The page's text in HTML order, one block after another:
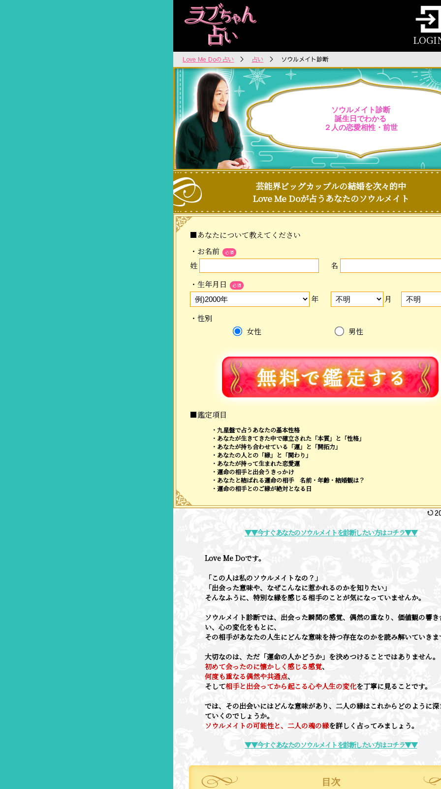
Love Me Doの占い ＞ 占い ＞ ソウルメイト診断
ソウルメイト診断
誕生日でわかる
２人の恋愛相性・前世
芸能界ビッグカップルの結婚を次々的中
Love Me Doが占うあなたのソウルメイト
■あなたについて教えてください
・お名前
必須
姓
名
・生年月日
必須
年
月
・性別
女性
男性
■鑑定項目
・九星盤で占うあなたの基本性格
・あなたが生きてきた中で確立された「本質」と「性格」
・あなたが持ち合わせている「運」と「開拓力」
・あなたの人との「縁」と「関わり」
・あなたが持って生まれた恋愛運
・運命の相手と出会うきっかけ
・あなたと結ばれる運命の相手 名前・年齢・結婚観は？
・運命の相手とのご縁が絶対となる日
▼▼今すぐあなたのソウルメイトを診断したい方はコチラ▼▼
Love Me Doです。
「この人は私のソウルメイトなの？」
「出会った意味や、なぜこんなに惹かれるのかを知りたい」
そんなふうに、特別な縁を感じる相手のことが気になっていませんか。
ソウルメイト診断では、出会った瞬間の感覚、偶然の重なり、価値観の響き
い、心の変化をもとに、
その相手があなたの人生にどんな意味を持つ存在なのかを読み解いていきま
大切なのは、ただ「運命の人かどうか」を決めつけることではありません。
初めて会ったのに懐かしく感じる感覚、
何度も重なる偶然や共通点、
そして相手と出会ってから起こる心や人生の変化を丁寧に見ることです。
では、その出会いにはどんな意味があり、二人の縁はこれからどのように深
ていくのでしょうか。
ソウルメイトの可能性と、二人の魂の縁を詳しく占ってみましょう。
▼▼今すぐあなたのソウルメイトを診断したい方はコチラ▼▼
目次